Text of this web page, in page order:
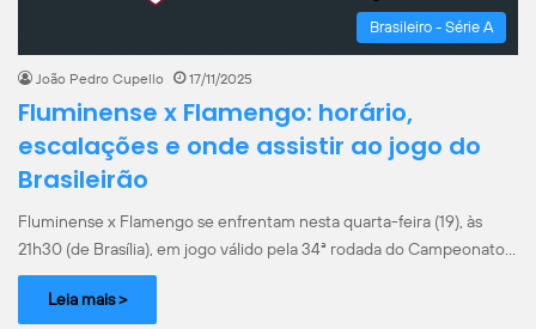
Brasileiro - Série A
João Pedro Cupello 17/11/2025
Fluminense x Flamengo: horário,
escalações e onde assistir ao jogo do
Brasileirão
Fluminense x Flamengo se enfrentam nesta quarta-feira (19), às
21h30 (de Brasília), em jogo válido pela 34ª rodada do Campeonato…
Leia mais >